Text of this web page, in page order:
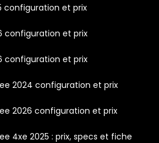
configuration et prix
configuration et prix
configuration et prix
2024 configuration et prix
2026 configuration et prix
4xe 2025 : prix, specs et fiche